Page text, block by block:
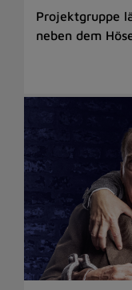
Projektgruppe
neben dem